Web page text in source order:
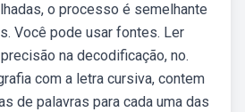
o processo é semelhante
Você pode usar fontes. Ler
na decodificação, no.
com a letra cursiva, contem
de palavras para cada uma das